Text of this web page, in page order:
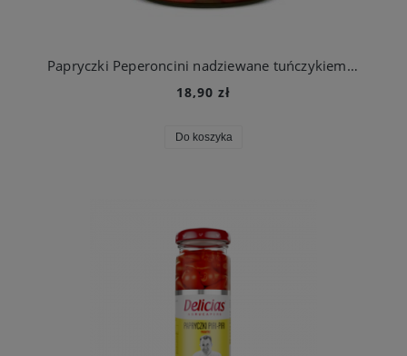
Papryczki Peperoncini nadziewane tuńczykiem D'amico g słoik
18,90 zł
Do koszyka